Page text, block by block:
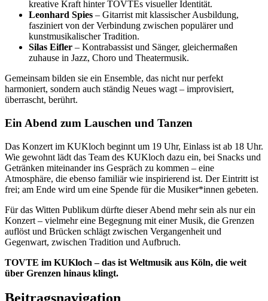
kreative Kraft hinter TOVTEs visueller Identität.
Leonhard Spies – Gitarrist mit klassischer Ausbildung,
fasziniert von der Verbindung zwischen populärer und
kunstmusikalischer Tradition.
Silas Eifler – Kontrabassist und Sänger, gleichermaßen
zuhause in Jazz, Choro und Theatermusik.
Gemeinsam bilden sie ein Ensemble, das nicht nur perfekt
harmoniert, sondern auch ständig Neues wagt – improvisiert,
überrascht, berührt.
Ein Abend zum Lauschen und Tanzen
Das Konzert im KUKloch beginnt um 19 Uhr, Einlass ist ab 18 Uhr.
Wie gewohnt lädt das Team des KUKloch dazu ein, bei Snacks und
Getränken miteinander ins Gespräch zu kommen – eine
Atmosphäre, die ebenso familiär wie inspirierend ist. Der Eintritt ist
frei; am Ende wird um eine Spende für die Musiker*innen gebeten.
Für das Witten Publikum dürfte dieser Abend mehr sein als nur ein
Konzert – vielmehr eine Begegnung mit einer Musik, die Grenzen
auflöst und Brücken schlägt zwischen Vergangenheit und
Gegenwart, zwischen Tradition und Aufbruch.
TOVTE im KUKloch – das ist Weltmusik aus Köln, die weit
über Grenzen hinaus klingt.